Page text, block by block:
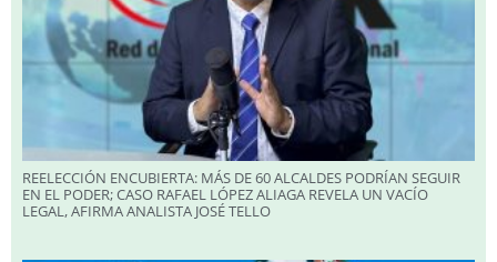
REELECCIÓN ENCUBIERTA: MÁS DE 60 ALCALDES PODRÍAN SEGUIR
EN EL PODER; CASO RAFAEL LÓPEZ ALIAGA REVELA UN VACÍO
LEGAL, AFIRMA ANALISTA JOSÉ TELLO